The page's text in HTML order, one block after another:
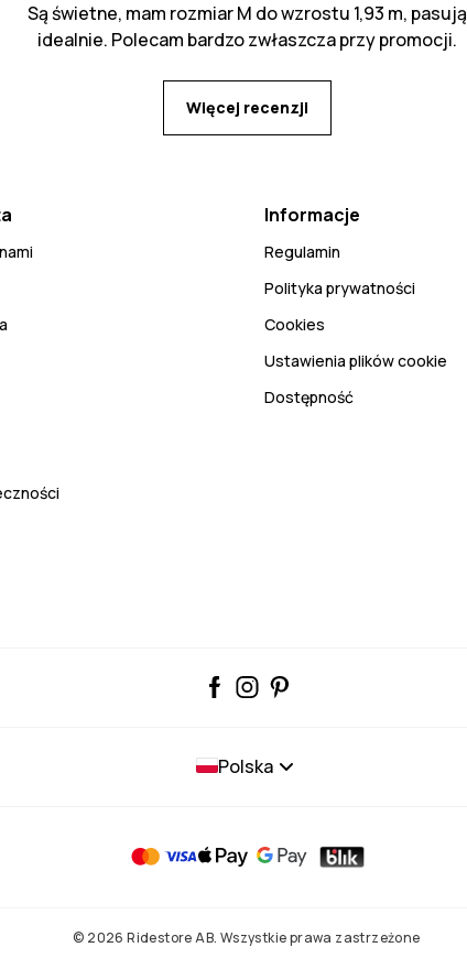
Są świetne, mam rozmiar M do wzrostu 1,93 m, pasują
idealnie. Polecam bardzo zwłaszcza przy promocji.
Więcej recenzji
Informacje
Regulamin
Polityka prywatności
Cookies
Ustawienia plików cookie
Dostępność
Polska
© 2026 Ridestore AB. Wszystkie prawa zastrzeżone